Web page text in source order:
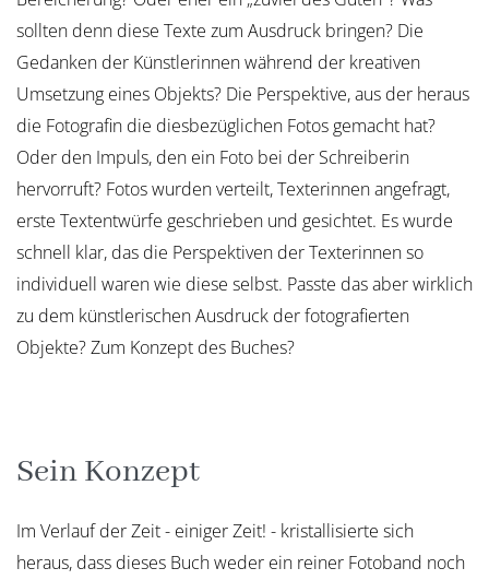
sollten denn diese Texte zum Ausdruck bringen? Die
Gedanken der Künstlerinnen während der kreativen
Umsetzung eines Objekts? Die Perspektive, aus der heraus
die Fotografin die diesbezüglichen Fotos gemacht hat?
Oder den Impuls, den ein Foto bei der Schreiberin
hervorruft? Fotos wurden verteilt, Texterinnen angefragt,
erste Textentwürfe geschrieben und gesichtet. Es wurde
schnell klar, das die Perspektiven der Texterinnen so
individuell waren wie diese selbst. Passte das aber wirklich
zu dem künstlerischen Ausdruck der fotografierten
Objekte? Zum Konzept des Buches?
Sein Konzept
Im Verlauf der Zeit - einiger Zeit! - kristallisierte sich
heraus, dass dieses Buch weder ein reiner Fotoband noch